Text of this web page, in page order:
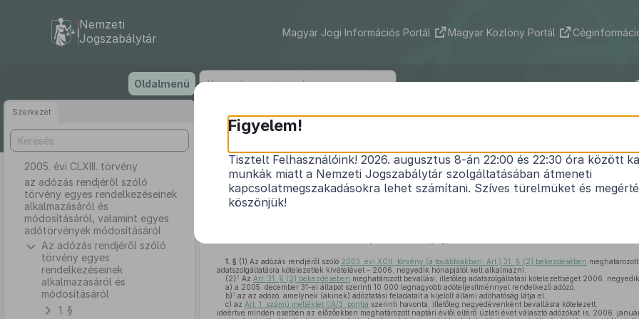
tartalomra
Nemzeti
Jogszabálytár
Magyar Jogi Információs Portál Magyar Közlöny Portál
Oldalmenü
Szerkezet
2005. évi CLXIII. törvény
az adózás rendjéről szóló
törvény egyes rendelkezéseinek
alkalmazásáról és
módosításáról, valamint egyes
adótörvények módosításáról
Az adózás rendjéről szóló
törvény egyes
rendelkezéseinek
alkalmazásáról és
módosításáról
1. §
2005. évi CLXIII. törvény
az adózás rendjéről szóló törvény egyes rendelkezéseinek
módosításáról, valamint egyes adótörvények
1. § (1) Az adózás rendjéről szóló 2003. évi XCII. törvény (a továbbiakban: Art.) 31. § (2) bekezdésében
adatszolgáltatásra kötelezettek kivételével – 2006. negyedik hónapjától kell alkalmazni.
(2) 2 Az Art. 31. § (2) bekezdésében meghatározott bevallási, illetőleg adatszolgáltatási kötelezettséget 2006.
a) a 2005. december 31-ei állapot szerinti 10 000 legnagyobb adóteljesítménnyel rendelkező adózó,
b) 3az az adózó, amelynek (akinek) adóztatási feladatait a kijelölt állami adóhatóság látja el,
c) az Art. 1. számú melléklet I/A/3. pontja szerinti havonta, illetőleg negyedévenként bevallásra kötelezett,
ideértve minden esetben az előzőekben meghatározott naptári évtől eltérő üzleti évet választó adózókat is, 2006.
Figyelem!
Tisztelt Felhasználóink! 2026. augusztus 8-án 22:00 és 22:30 óra között
munkák miatt a Nemzeti Jogszabálytár szolgáltatásában átmeneti
kapcsolatmegszakadásokra lehet számítani. Szíves türelmüket és
köszönjük!